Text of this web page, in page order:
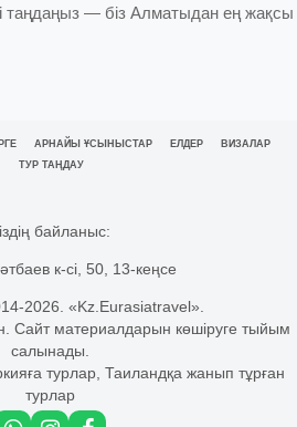
таңдаңыз — біз Алматыдан ең жақсы
АРНАЙЫ ҰСЫНЫСТАР ЕЛДЕР
ВИЗАЛАР
ТУР ТАҢДАУ
байланыс:
к-сі, 50, 13-кеңсе
2026. «Kz.Eurasiatravel».
Сайт материалдарын көшіруге тыйым
салынады.
турлар Таиландқа жанып тұрған
турлар